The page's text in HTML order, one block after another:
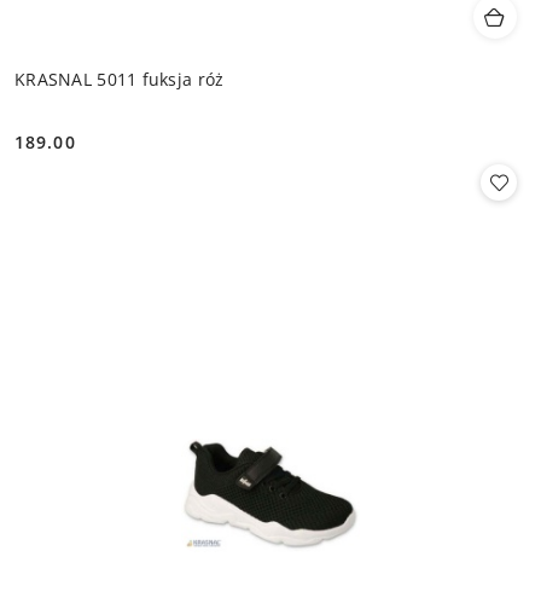
KRASNAL 5011 fuksja róż
Cena:
189.00